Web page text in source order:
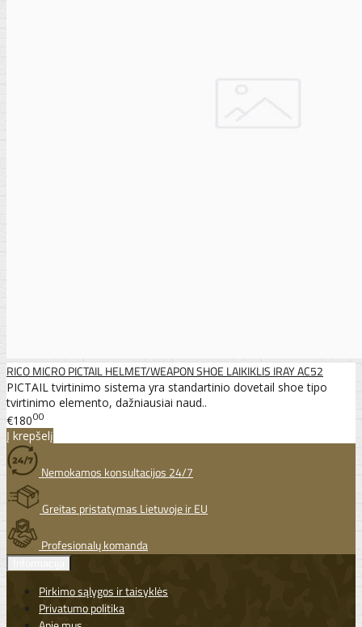
RICO MICRO PICTAIL HELMET/WEAPON SHOE LAIKIKLIS IRAY AC52
PICTAIL tvirtinimo sistema yra standartinio dovetail shoe tipo
tvirtinimo elemento, dažniausiai naud..
€18000
Į krepšelį
Nemokamos konsultacijos 24/7
Greitas pristatymas Lietuvoje ir EU
Profesionalų komanda
Pirkimo sąlygos ir taisyklės
Privatumo politika